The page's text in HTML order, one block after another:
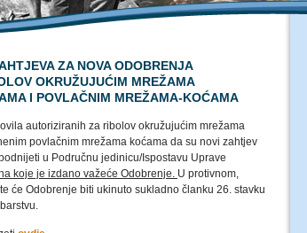
ZA NOVA ODOBRENJA
OKRUŽUJUĆIM MREŽAMA
I POVLAČNIM MREŽAMA-KOĆAMA
autoriziranih za ribolov okružujućim mrežama
povlačnim mrežama koćama da su novi zahtjev
u Područnu jedinicu/Ispostavu Uprave
koje je izdano važeće Odobrenje. U protivnom,
će Odobrenje biti ukinuto sukladno članku 26. stavku